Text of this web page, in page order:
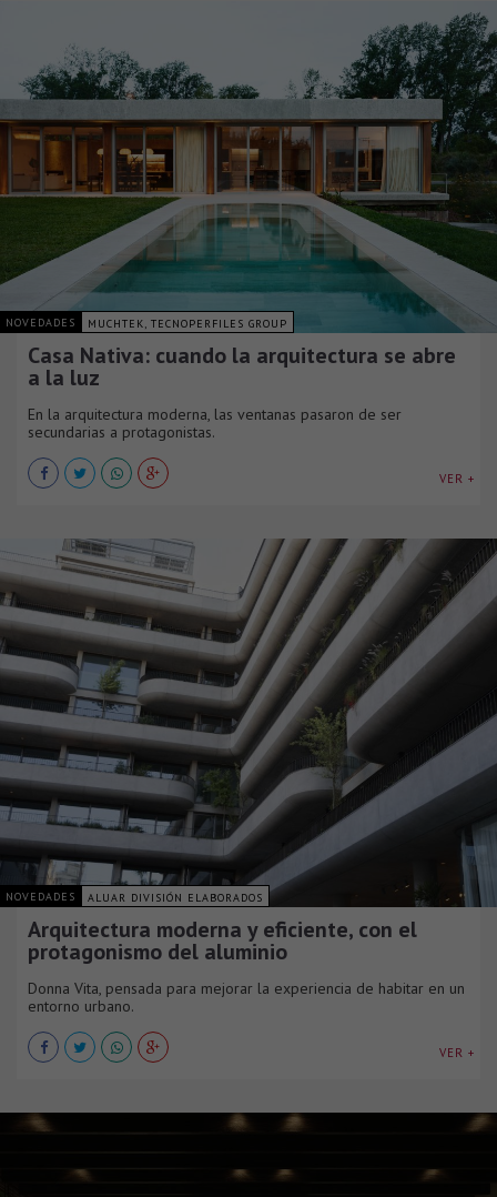
NOVEDADES MUCHTEK, TECNOPERFILES GROUP
Casa Nativa: cuando la arquitectura se abre
a la luz
En la arquitectura moderna, las ventanas pasaron de ser
secundarias a protagonistas.
VER +
NOVEDADES ALUAR DIVISIÓN ELABORADOS
Arquitectura moderna y eficiente, con el
protagonismo del aluminio
Donna Vita, pensada para mejorar la experiencia de habitar en un
entorno urbano.
VER +